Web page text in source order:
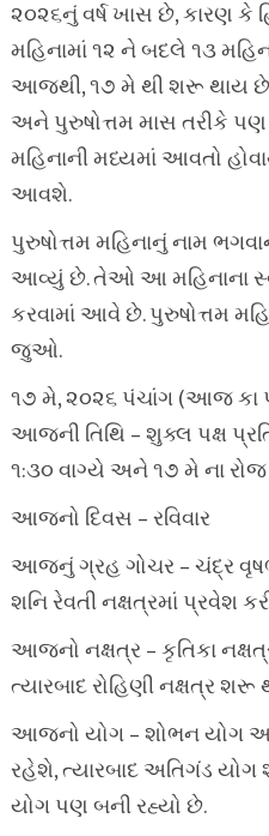
૨૦૨૬નું વર્ષ ખાસ છે, કારણ
મહિનામાં ૧૨ ને બદલે ૧૩
આજથી, ૧૭ મે થી શરૂ થાય
અને પુરુષોત્તમ માસ તરીકે
મહિનાની મધ્યમાં આવતો
આવશે.
પુરુષોત્તમ મહિનાનું નામ
આવ્યું છે. તેઓ આ મહિનાના
કરવામાં આવે છે. પુરુષોત્તમ
જુઓ.
૧૭ મે, ૨૦૨૬ પંચાંગ (આજ કા
આજની તિથિ – શુક્લ પક્ષ
૧:૩૦ વાગ્યે અને ૧૭ મે ના રોજ
આજનો દિવસ – રવિવાર
આજનું ગ્રહ ગોચર – ચંદ્ર
શનિ રેવતી નક્ષત્રમાં પ્રવેશ
આજનો નક્ષત્ર – કૃતિકા
ત્યારબાદ રોહિણી નક્ષત્ર
આજનો યોગ – શોભન યોગ
રહેશે, ત્યારબાદ અતિગંડ
યોગ પણ બની રહ્યો છે.